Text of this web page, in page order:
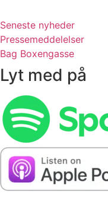
Seneste nyheder
Pressemeddelelser
Bag Boxengasse
Lyt med på